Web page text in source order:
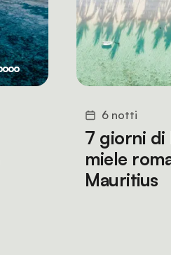
6 notti
7 giorni di
miele
Mauritius